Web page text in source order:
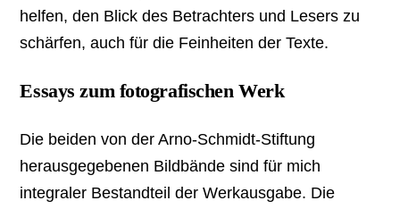
helfen, den Blick des Betrachters und Lesers zu
schärfen, auch für die Feinheiten der Texte.
Essays zum fotografischen Werk
Die beiden von der Arno-Schmidt-Stiftung
herausgegebenen Bildbände sind für mich
integraler Bestandteil der Werkausgabe. Die